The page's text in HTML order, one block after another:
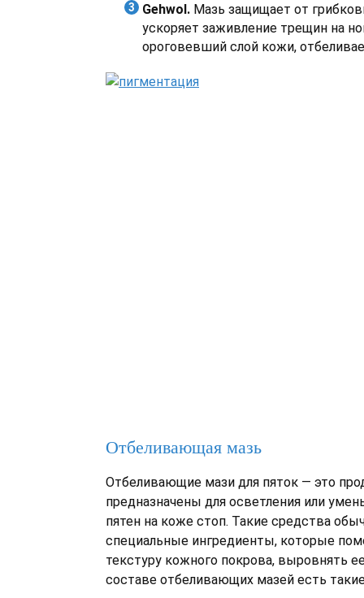
Gehwol. Мазь защищает от
ускоряет заживление трещин на
ороговевший слой кожи,
Отбеливающая мазь
Отбеливающие мази для пяток — это
предназначены для осветления или
пятен на коже стоп. Такие средства
специальные ингредиенты, которые
текстуру кожного покрова, выровнять
составе отбеливающих мазей есть